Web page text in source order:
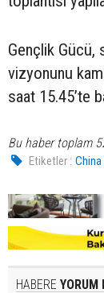
Gençlik Gücü,
vizyonunu
saat 15.45’te
Bu haber toplam
Etiketler :
HABERE YORUM